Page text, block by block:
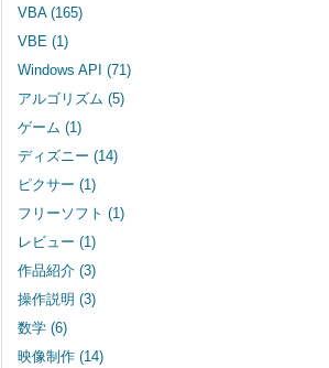
VBA (165)
VBE (1)
Windows API (71)
アルゴリズム (5)
ゲーム (1)
ディズニー (14)
ピクサー (1)
フリーソフト (1)
レビュー (1)
作品紹介 (3)
操作説明 (3)
数学 (6)
映像制作 (14)